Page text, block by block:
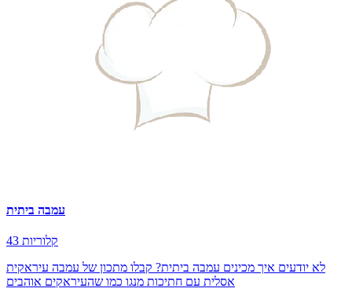
עמבה ביתית
43 קלוריות
לא יודעים איך מכינים עמבה ביתית? קבלו מתכון של עמבה עיראקית
אסלית עם חתיכות מנגו כמו שהעיראקים אוהבים